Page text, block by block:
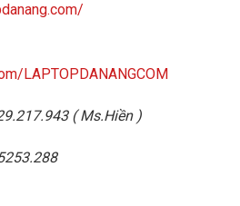
LAPTOPDANANGCOM
( Ms.Hiền )